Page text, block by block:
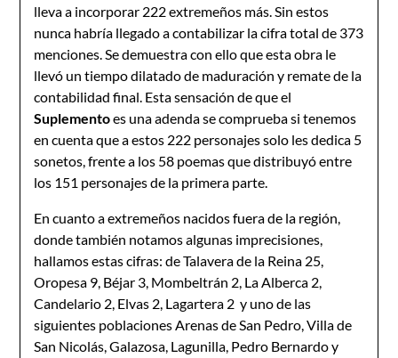
lleva a incorporar 222 extremeños más. Sin estos
nunca habría llegado a contabilizar la cifra total de 373
menciones. Se demuestra con ello que esta obra le
llevó un tiempo dilatado de maduración y remate de la
contabilidad final. Esta sensación de que el
Suplementoes una adenda se comprueba si tenemos
en cuenta que a estos 222 personajes solo les dedica 5
sonetos, frente a los 58 poemas que distribuyó entre
los 151 personajes de la primera parte.
En cuanto a extremeños nacidos fuera de la región,
donde también notamos algunas imprecisiones,
hallamos estas cifras: de Talavera de la Reina 25,
Oropesa 9, Béjar 3, Mombeltrán 2, La Alberca 2,
Candelario 2, Elvas 2, Lagartera 2 y uno de las
siguientes poblaciones Arenas de San Pedro, Villa de
San Nicolás, Galazosa, Lagunilla, Pedro Bernardo y